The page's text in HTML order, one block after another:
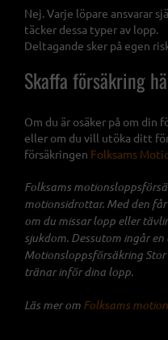
Nej. Varje löpare ansvarar
täcker dessa typer av lopp.
Deltagande sker på egen
Skaffa försäkring
Om du är osäker på om din
eller om du vill utöka ditt
försäkringen Folksams
Folksams
motionsidrottar. Med den
om du missar lopp eller
sjukdom. Dessutom ingår
Motionsloppsförsäkring
tränar inför dina lopp.
Läs mer om Folksams